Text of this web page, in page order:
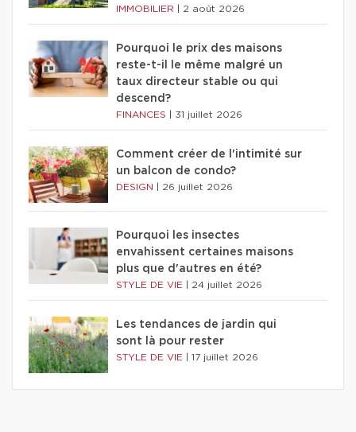
IMMOBILIER 2 août 2026
Pourquoi le prix des maisons
reste-t-il le même malgré un
taux directeur stable ou qui
descend?
FINANCES 31 juillet 2026
Comment créer de l'intimité sur
un balcon de condo?
DESIGN 26 juillet 2026
Pourquoi les insectes
envahissent certaines maisons
plus que d'autres en été?
STYLE DE VIE 24 juillet 2026
Les tendances de jardin qui
sont là pour rester
STYLE DE VIE 17 juillet 2026